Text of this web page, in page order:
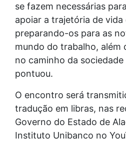
se fazem necessárias
apoiar a trajetória de vida
preparando-os para as
mundo do trabalho, além
no caminho da
pontuou.
O encontro será
tradução em libras, nas
Governo do Estado de
Instituto Unibanco no